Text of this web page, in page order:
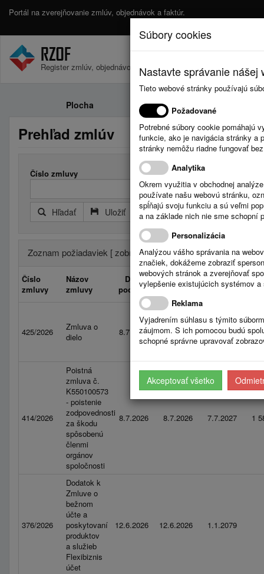
Portál na zverejňovanie zmlúv, objednávok a faktúr.
Register zmlúv, objednávok a faktúr.
Plocha Zmluvy
Prehľad zmlúv
Číslo zmluvy
Hľadať Uložiť Reset Rozšírený filter
Zoznam požiadaviek [ zobrazené:50, nájdené:204]
Číslo
zmluvy
Názov
zmluvy
Dátum
podpisu
Platnosť
od
Platnosť
do
425/2026
Zmluva o
dielo
8.7.2026 8.7.2026 1.1.2079 41
414/2026
Poistná
zmluva č.
K550100573
- poistenie
zodpovednosti
za škodu
spôsobenú
členmi
orgánov
spoločnosti
8.7.2026 8.7.2026 7.7.2027 1
376/2026
Dodatok k
Zmluve o
bežnom
účte a
poskytovaní
produktov
a služieb
Flexibiznis
účet
12.6.2026 12.6.2026 1.1.2079
Súbory cookies
Nastavte správanie
Tieto webové stránky používajú
Požadované
Potrebné súbory cookie pomáhajú
funkcie, ako je navigácia stránky a
stránky nemôžu riadne fungovať
Analytika
Okrem využitia v obchodnej
používate našu webovú stránku,
spĺňajú svoju funkciu a sú veľmi
a na základe nich nie sme schopní
Personalizácia
Analýzou vášho správania na
značiek, dokážeme zobraziť
webových stránok a zverejňovať
vylepšenie existujúcich systémov
Reklama
Vyjadrením súhlasu s týmito
záujmom. S ich pomocou budú
schopné správne upravovať
Akceptovať všetko